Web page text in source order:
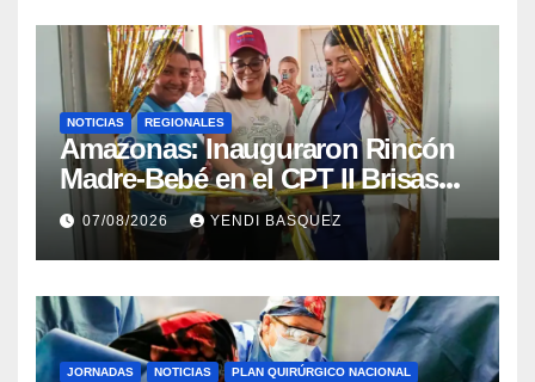
NOTICIAS REGIONALES
​Amazonas: Inauguraron Rincón
Madre-Bebé en el CPT II Brisas
del Aeropuerto ​Inauguraron
Rincón
07/08/2026 YENDI BASQUEZ
JORNADAS NOTICIAS
PLAN QUIRÚRGICO NACIONAL